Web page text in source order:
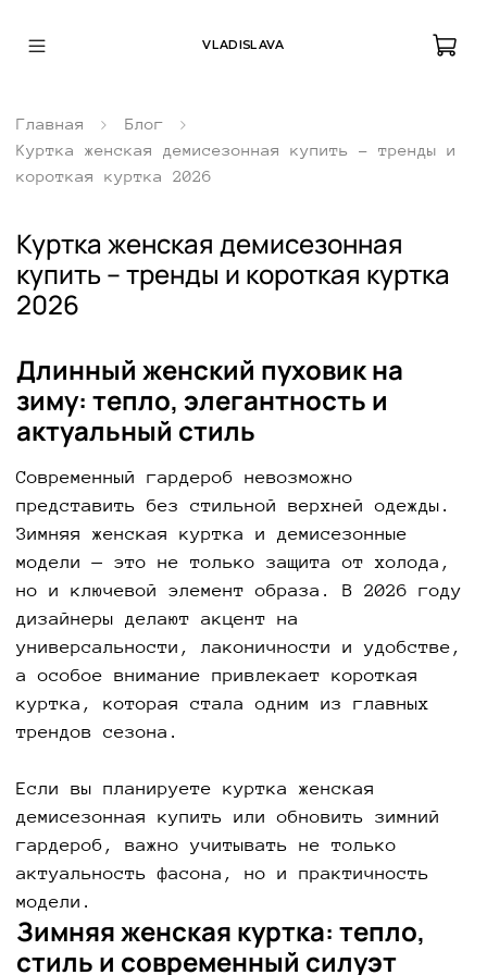
VLADISLAVA
Главная
Блог
Куртка женская демисезонная купить – тренды и
короткая куртка 2026
Куртка женская демисезонная
купить – тренды и короткая куртка
2026
Длинный женский пуховик на
зиму: тепло, элегантность и
актуальный стиль
Современный гардероб невозможно
представить без стильной верхней одежды.
Зимняя женская куртка и демисезонные
модели — это не только защита от холода,
но и ключевой элемент образа. В 2026 году
дизайнеры делают акцент на
универсальности, лаконичности и удобстве,
а особое внимание привлекает короткая
куртка, которая стала одним из главных
трендов сезона.
Если вы планируете куртка женская
демисезонная купить или обновить зимний
гардероб, важно учитывать не только
актуальность фасона, но и практичность
модели.
Зимняя женская куртка: тепло,
стиль и современный силуэт